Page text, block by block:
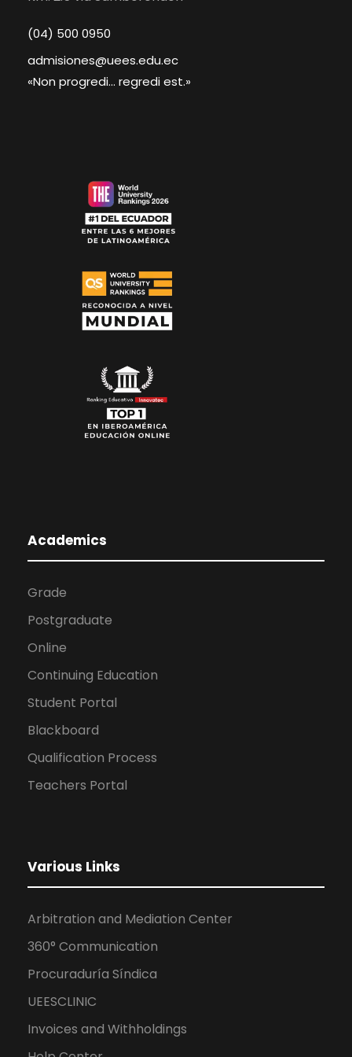
(04) 500 0950
admisiones@uees.edu.ec
«Non progredi... regredi est.»
Academics
Grade
Postgraduate
Online
Continuing Education
Student Portal
Blackboard
Qualification Process
Teachers Portal
Various Links
Arbitration and Mediation Center
360° Communication
Procuraduría Síndica
UEESCLINIC
Invoices and Withholdings